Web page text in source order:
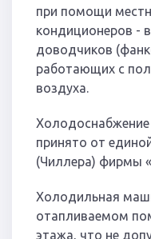
при помощи
кондиционеров -
доводчиков
работающих с
воздуха.
принято от
(Чиллера) фирмы
Холодильная
отапливаемом
этажа, что не